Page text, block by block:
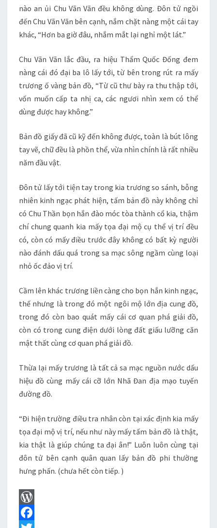
nào an ủi Chu Vãn Vãn đều không dùng. Đôn tử ngồi
đến Chu Vãn Vãn bên cạnh, nắm chặt nàng một cái tay
khác, “Hơn ba giờ đâu, nhắm mắt lại nghỉ một lát.”
Chu Vãn Vãn lắc đầu, ra hiệu Thẩm Quốc Đống đem
nàng cái đó đại ba lô lấy tới, từ bên trong rút ra mấy
trương ố vàng bản đồ, “Từ cũ thư bày ra thu thập tới,
vốn muốn cấp ta nhị ca, các ngươi nhìn xem có thể
dùng được hay không.”
Bản đồ giấy đã cũ kỹ đến không được, toàn là bút lông
tay vẽ, chữ đều là phồn thể, vừa nhìn chính là rất nhiều
năm đầu vật.
Đôn tử lấy tới tiện tay trong kia trương so sánh, bỗng
nhiên kinh ngạc phát hiện, tấm bản đồ này không chỉ
có Chu Thần bọn hắn đào móc tòa thành cổ kia, thậm
chí chung quanh kia mấy tọa đại mộ cụ thể vị trí đều
có, còn có mấy điều trước đây không có bất kỳ người
nào đánh dấu quá trong sa mạc sông ngầm cùng loại
nhỏ ốc đảo vị trí.
Cầm lên khác trương liền càng cho bọn hắn kinh ngạc,
thế nhưng là trong đó một ngôi mộ lớn địa cung đồ,
trong đó còn bao quát mấy cái cơ quan phá giải đồ,
còn có trong cung điện dưới lòng đất giấu lưỡng căn
mật thất cùng cơ quan phá giải đồ.
Thừa lại mấy trương là tất cả sa mạc nguồn nước dấu
hiệu đồ cùng mấy cái cỡ lớn Nhã Đan địa mạo tuyến
đường đồ.
“Đi hiện trường điều tra nhân còn tại xác định kia mấy
tọa đại mộ vị trí, nếu như này mấy tấm bản đồ là thật,
kia thật là giúp chúng ta đại ân!” Luôn luôn cùng tại
đôn tử bên cạnh quân quan lấy bản đồ phi thường
hưng phấn. (chưa hết còn tiếp. )
W